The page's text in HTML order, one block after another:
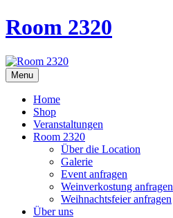
Room 2320
Menu
Home
Shop
Veranstaltungen
Room 2320
Über die Location
Galerie
Event anfragen
Weinverkostung anfragen
Weihnachtsfeier anfragen
Über uns